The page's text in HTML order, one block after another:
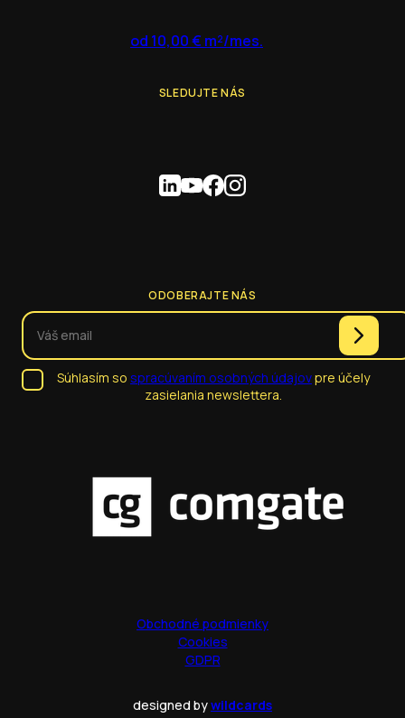
od 10,00 € m²/mes.
SLEDUJTE NÁS
ODOBERAJTE NÁS
Súhlasím so spracúvaním osobných údajovpre účely
zasielania newslettera.
Obchodné podmienky
Cookies
GDPR
designed bywildcards